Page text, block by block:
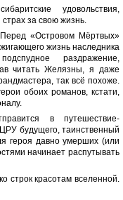
удовольствия,
за свою жизнь.
«Островом Мёртвых»
жизнь наследника
раздражение,
читать Желязны, я даже
так всё похоже.
обоих романов, кстати,
в путешествие-
будущего, таинственный
героя давно умерших (или
начинает распутывать
строк красотам вселенной.